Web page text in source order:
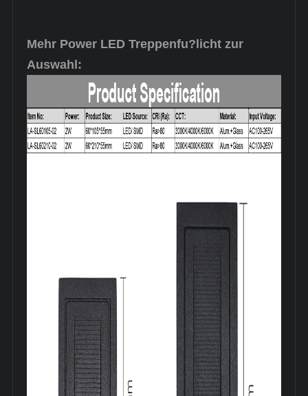
Mehr Power LED Treppenfu?licht zur
Auswahl: